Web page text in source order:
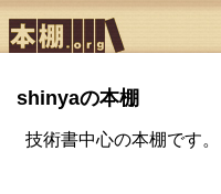
shinyaの本棚
技術書中心の本棚です。